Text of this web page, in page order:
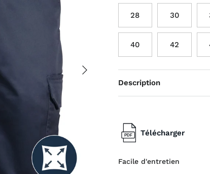
Suivant
28 30
40 42
Description
Télécharger
Facile d'entretien